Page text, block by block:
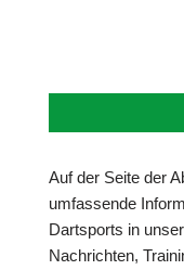
Auf der Seite der
umfassende
Dartsports in
Nachrichten,